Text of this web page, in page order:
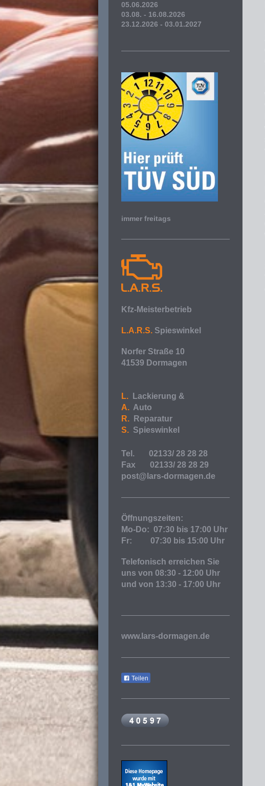
05.06.2026
03.08. - 16.08.2026
23.12.2026 - 03.01.2027
immer freitags
Kfz-Meisterbetrieb
L.A.R.S. Spieswinkel
Norfer Straße 10
41539 Dormagen
L. Lackierung &
A. Auto
R. Reparatur
S. Spieswinkel
Tel. 02133/ 28 28 28
Fax 02133/ 28 28 29
post@lars-dormagen.de
Öffnungszeiten:
Mo-Do: 07:30 bis 17:00 Uhr
Fr: 07:30 bis 15:00 Uhr
Telefonisch erreichen Sie
uns von 08:30 - 12:00 Uhr
und von 13:30 - 17:00 Uhr
www.lars-dormagen.de
Teilen